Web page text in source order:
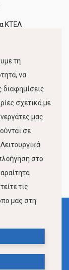
ΚΤΕΛ
Δεδομένων
τη
να
σχετικά με
μας.
σε
στο
τις
μας στη